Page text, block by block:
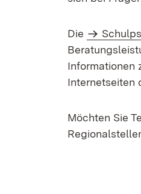
Die
Informationen
Internetseiten
Möchten Sie